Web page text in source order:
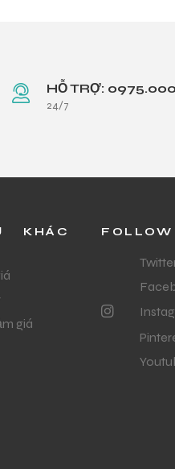
HỖ TRỢ:
24/7
KHÁC
giá
FOLLOW